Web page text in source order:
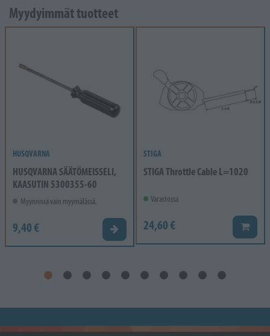
Myydyimmät tuotteet
HUSQVARNA
HUSQVARNA SÄÄTÖMEISSELI,
KAASUTIN 5300355-60
Myynnissä vain myymälässä.
9,40 € Valitse vaihtoehto
STIGA
STIGA Throttle Cable L=1020
Varastossa
24,60 € Lisää